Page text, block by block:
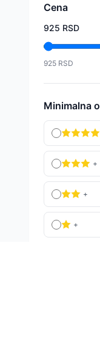
Cena
925 RSD
925 RSD
Minimalna
+
+
+